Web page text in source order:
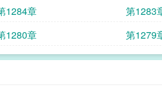
1284章
第1283
1280章 第1279